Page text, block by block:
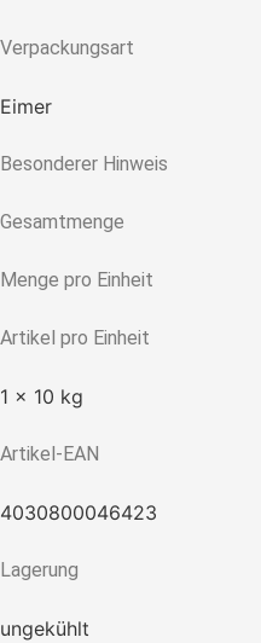
Verpackungsart
Eimer
Besonderer Hinweis
Gesamtmenge
Menge pro Einheit
Artikel pro Einheit
1 x 10 kg
Artikel-EAN
4030800046423
Lagerung
ungekühlt